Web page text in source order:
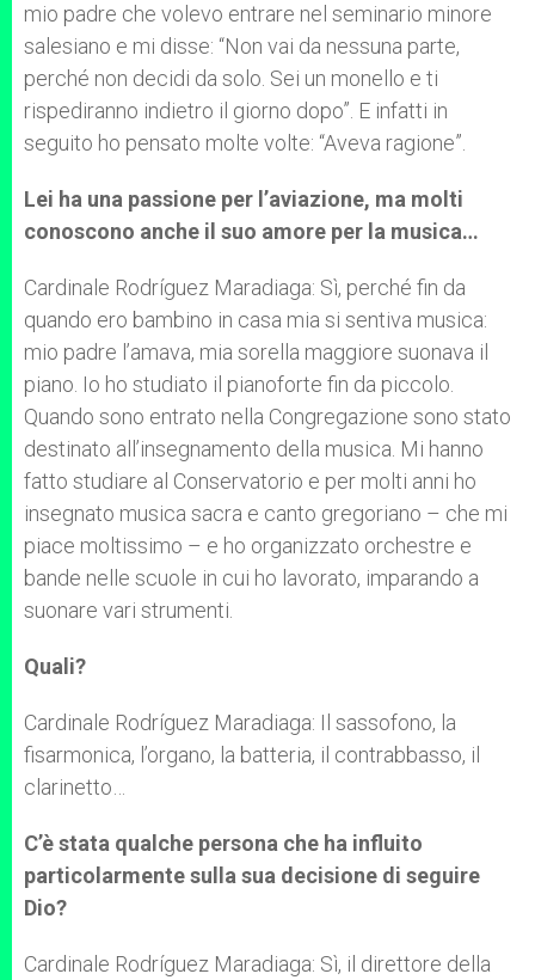
mio padre che volevo entrare nel seminario minore
salesiano e mi disse: “Non vai da nessuna parte,
perché non decidi da solo. Sei un monello e ti
rispediranno indietro il giorno dopo”. E infatti in
seguito ho pensato molte volte: “Aveva ragione”.
Lei ha una passione per l’aviazione, ma molti
conoscono anche il suo amore per la musica…
Cardinale Rodríguez Maradiaga: Sì, perché fin da
quando ero bambino in casa mia si sentiva musica:
mio padre l’amava, mia sorella maggiore suonava il
piano. Io ho studiato il pianoforte fin da piccolo.
Quando sono entrato nella Congregazione sono stato
destinato all’insegnamento della musica. Mi hanno
fatto studiare al Conservatorio e per molti anni ho
insegnato musica sacra e canto gregoriano – che mi
piace moltissimo – e ho organizzato orchestre e
bande nelle scuole in cui ho lavorato, imparando a
suonare vari strumenti.
Quali?
Cardinale Rodríguez Maradiaga: Il sassofono, la
fisarmonica, l’organo, la batteria, il contrabbasso, il
clarinetto…
C’è stata qualche persona che ha influito
particolarmente sulla sua decisione di seguire
Dio?
Cardinale Rodríguez Maradiaga: Sì, il direttore della